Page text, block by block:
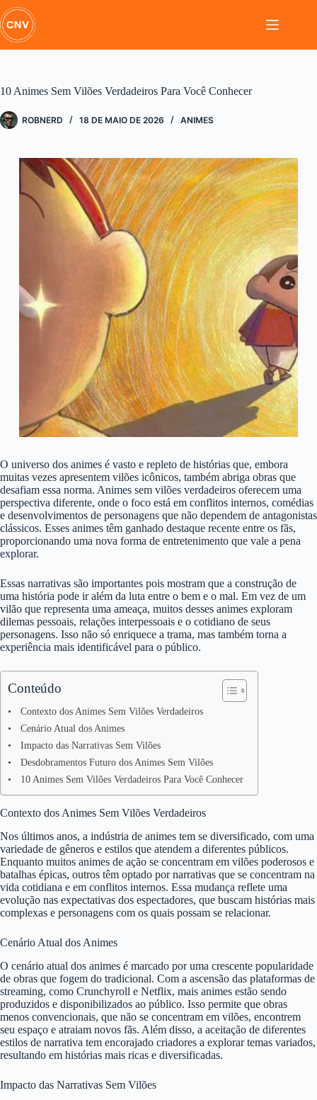
Pular
para
o
conteúdo
10 Animes Sem Vilões Verdadeiros Para Você Conhecer
ROBNERD 18 DE MAIO DE 2026 ANIMES
O universo dos animes é vasto e repleto de histórias que, embora
muitas vezes apresentem vilões icônicos, também abriga obras que
desafiam essa norma. Animes sem vilões verdadeiros oferecem uma
perspectiva diferente, onde o foco está em conflitos internos, comédias
e desenvolvimentos de personagens que não dependem de antagonistas
clássicos. Esses animes têm ganhado destaque recente entre os fãs,
proporcionando uma nova forma de entretenimento que vale a pena
explorar.
Essas narrativas são importantes pois mostram que a construção de
uma história pode ir além da luta entre o bem e o mal. Em vez de um
vilão que representa uma ameaça, muitos desses animes exploram
dilemas pessoais, relações interpessoais e o cotidiano de seus
personagens. Isso não só enriquece a trama, mas também torna a
experiência mais identificável para o público.
Conteúdo
Contexto dos Animes Sem Vilões Verdadeiros
Cenário Atual dos Animes
Impacto das Narrativas Sem Vilões
Desdobramentos Futuro dos Animes Sem Vilões
10 Animes Sem Vilões Verdadeiros Para Você Conhecer
Contexto dos Animes Sem Vilões Verdadeiros
Nos últimos anos, a indústria de animes tem se diversificado, com uma
variedade de gêneros e estilos que atendem a diferentes públicos.
Enquanto muitos animes de ação se concentram em vilões poderosos e
batalhas épicas, outros têm optado por narrativas que se concentram na
vida cotidiana e em conflitos internos. Essa mudança reflete uma
evolução nas expectativas dos espectadores, que buscam histórias mais
complexas e personagens com os quais possam se relacionar.
Cenário Atual dos Animes
O cenário atual dos animes é marcado por uma crescente popularidade
de obras que fogem do tradicional. Com a ascensão das plataformas de
streaming, como Crunchyroll e Netflix, mais animes estão sendo
produzidos e disponibilizados ao público. Isso permite que obras
menos convencionais, que não se concentram em vilões, encontrem
seu espaço e atraiam novos fãs. Além disso, a aceitação de diferentes
estilos de narrativa tem encorajado criadores a explorar temas variados,
resultando em histórias mais ricas e diversificadas.
Impacto das Narrativas Sem Vilões